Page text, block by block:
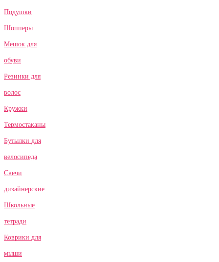
Подушки
Шопперы
Мешок для
обуви
Резинки для
волос
Кружки
Термостаканы
Бутылки для
велосипеда
Свечи
дизайнерские
Школьные
тетради
Коврики для
мыши